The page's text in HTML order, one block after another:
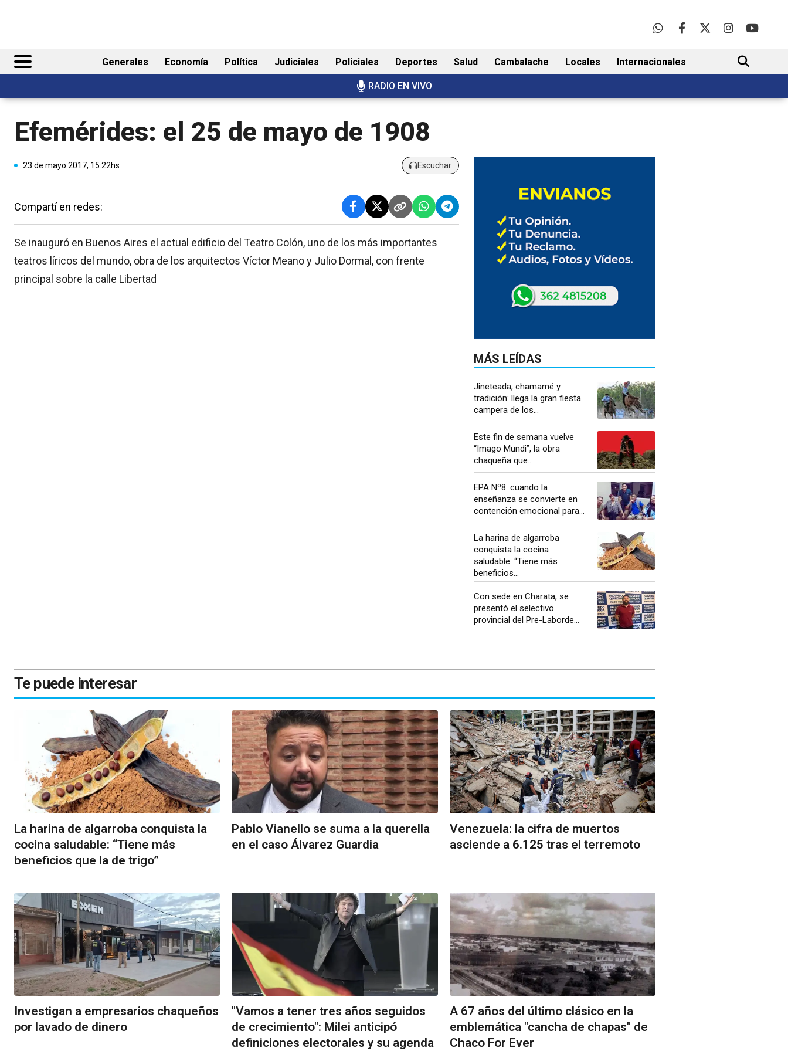
Generales Economía Política Judiciales Policiales Deportes Salud Cambalache Locales Internacionales
RADIO EN VIVO
BUSCAR
Efemérides: el 25 de mayo de 1908
23 de mayo 2017, 15:22hs Escuchar
Compartí en redes:
Se inauguró en Buenos Aires el actual edificio del Teatro Colón, uno de los más importantes
teatros líricos del mundo, obra de los arquitectos Víctor Meano y Julio Dormal, con frente
principal sobre la calle Libertad
MÁS LEÍDAS
Jineteada, chamamé y
tradición: llega la gran fiesta
campera de los...
Este fin de semana vuelve
“Imago Mundi”, la obra
chaqueña que...
EPA Nº8: cuando la
enseñanza se convierte en
contención emocional para...
La harina de algarroba
conquista la cocina
saludable: “Tiene más
beneficios...
Con sede en Charata, se
presentó el selectivo
provincial del Pre-Laborde...
Te puede interesar
La harina de algarroba conquista la
cocina saludable: “Tiene más
beneficios que la de trigo”
Pablo Vianello se suma a la querella
en el caso Álvarez Guardia
Venezuela: la cifra de muertos
asciende a 6.125 tras el terremoto
Investigan a empresarios chaqueños
por lavado de dinero
"Vamos a tener tres años seguidos
de crecimiento": Milei anticipó
definiciones electorales y su agenda
A 67 años del último clásico en la
emblemática "cancha de chapas" de
Chaco For Ever